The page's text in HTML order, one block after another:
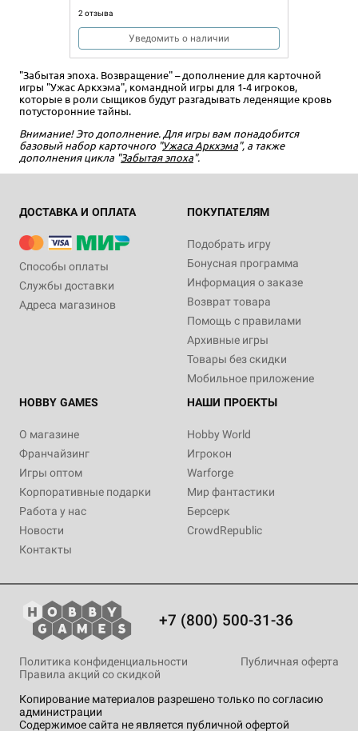
2 отзыва
Уведомить о наличии
"Забытая эпоха. Возвращение" – дополнение для карточной
игры "Ужас Аркхэма", командной игры для 1-4 игроков,
которые в роли сыщиков будут разгадывать леденящие кровь
потусторонние тайны.
Внимание! Это дополнение. Для игры вам понадобится
базовый набор карточного "Ужаса Аркхэма", а также
дополнения цикла "Забытая эпоха".
ДОСТАВКА И ОПЛАТА
Способы оплаты
Службы доставки
Адреса магазинов
ПОКУПАТЕЛЯМ
Подобрать игру
Бонусная программа
Информация о заказе
Возврат товара
Помощь с правилами
Архивные игры
Товары без скидки
Мобильное приложение
HOBBY GAMES
О магазине
Франчайзинг
Игры оптом
Корпоративные подарки
Работа у нас
Новости
Контакты
НАШИ ПРОЕКТЫ
Hobby World
Игрокон
Warforge
Мир фантастики
Берсерк
CrowdRepublic
+7 (800) 500-31-36
Копирование материалов разрешено только по согласию
администрации
Содержимое сайта не является публичной офертой
Политика конфиденциальности
Публичная оферта
Правила акций со скидкой